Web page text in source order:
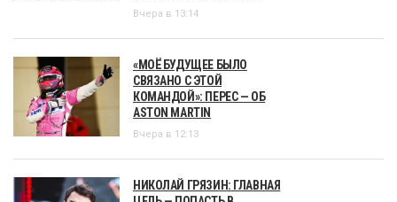
Вчера в 13:14
«МОЁ БУДУЩЕЕ БЫЛО
СВЯЗАНО С ЭТОЙ
КОМАНДОЙ»: ПЕРЕС — ОБ
ASTON MARTIN
Вчера в 12:13
НИКОЛАЙ ГРЯЗИН: ГЛАВНАЯ